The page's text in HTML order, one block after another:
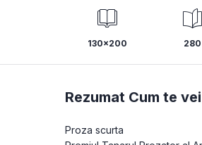
130x200 280
Rezumat Cum te
Proza scurta